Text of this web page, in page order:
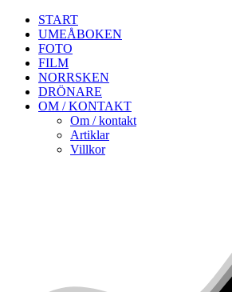
START
UMEÅBOKEN
FOTO
FILM
NORRSKEN
DRÖNARE
OM / KONTAKT
Om / kontakt
Artiklar
Villkor